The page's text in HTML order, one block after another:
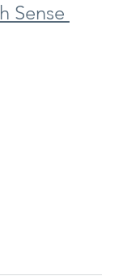
Sense